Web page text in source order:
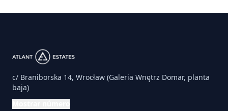
c/ Braniborska 14, Wrocław (Galeria Wnętrz Domar, planta
baja)